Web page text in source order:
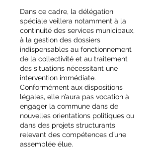
Dans ce cadre, la délégation
spéciale veillera notamment à la
continuité des services municipaux,
à la gestion des dossiers
indispensables au fonctionnement
de la collectivité et au traitement
des situations nécessitant une
intervention immédiate.
Conformément aux dispositions
légales, elle n’aura pas vocation à
engager la commune dans de
nouvelles orientations politiques ou
dans des projets structurants
relevant des compétences d’une
assemblée élue.